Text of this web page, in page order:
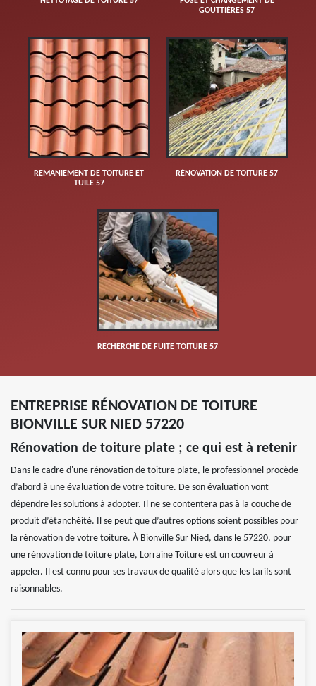
GOUTTIÈRES 57
REMANIEMENT DE TOITURE ET
TUILE 57
RÉNOVATION DE TOITURE 57
RECHERCHE DE FUITE TOITURE 57
ENTREPRISE RÉNOVATION DE TOITURE
BIONVILLE SUR NIED 57220
Rénovation de toiture plate ; ce qui est à retenir
Dans le cadre d'une rénovation de toiture plate, le professionnel procède
d’abord à une évaluation de votre toiture. De son évaluation vont
dépendre les solutions à adopter. Il ne se contentera pas à la couche de
produit d’étanchéité. Il se peut que d’autres options soient possibles pour
la rénovation de votre toiture. À Bionville Sur Nied, dans le 57220, pour
une rénovation de toiture plate, Lorraine Toiture est un couvreur à
appeler. Il est connu pour ses travaux de qualité alors que les tarifs sont
raisonnables.